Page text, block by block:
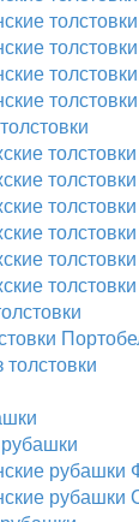
рубашки
рубашки